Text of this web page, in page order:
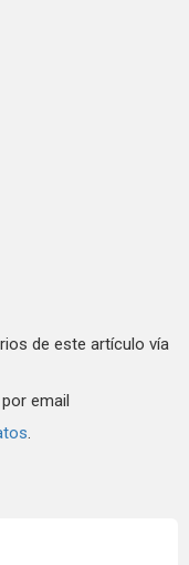
de este artículo vía
email